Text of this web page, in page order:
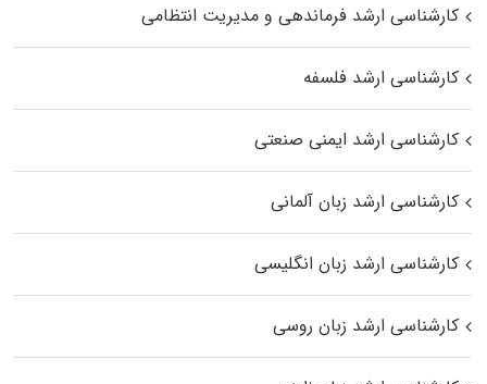
کارشناسی ارشد فرماندهی و مدیریت انتظامی
کارشناسی ارشد فلسفه
کارشناسی ارشد ایمنی صنعتی
کارشناسی ارشد زبان آلمانی
کارشناسی ارشد زبان انگلیسی
کارشناسی ارشد زبان روسی